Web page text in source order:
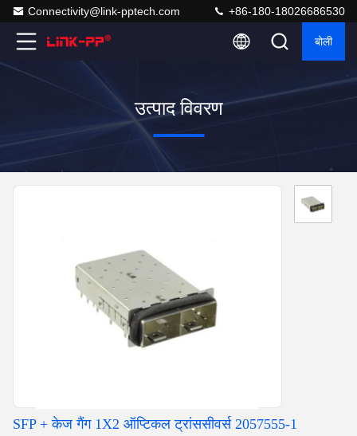
Connectivity@link-pptech.com +86-180-18026686530
बोली
उत्पाद विवरण
SFP + केज गैंग 1X2 ऑप्टिकल ट्रांससीवर्स 2057555-1